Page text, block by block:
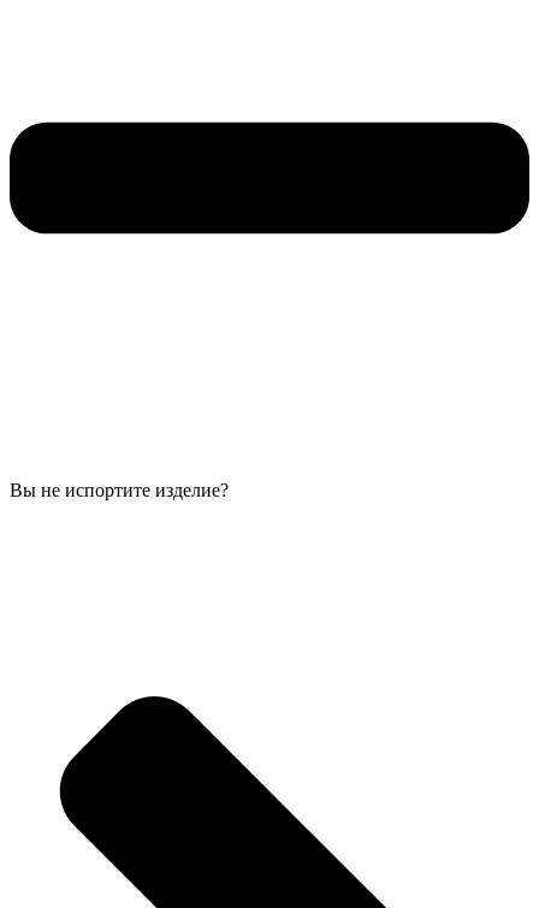
Вы не испортите изделие?